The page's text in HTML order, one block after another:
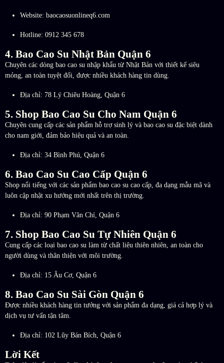
Website: baocaosuonlineq6.com
Hotline: 0912 345 678
4. Bao Cao Su Nhật Bản Quận 6
Chuyên các dòng bao cao su nhập khẩu từ Nhật Bản với thiết kế siêu
mỏng, an toàn tuyệt đối, được nhiều khách hàng tin dùng.
Địa chỉ: 78 Lý Chiêu Hoàng, Quận 6
5. Shop Bao Cao Su Cho Nam Quận 6
Chuyên cung cấp các sản phẩm hỗ trợ sinh lý và bao cao su đặc biệt dành
cho nam giới, đảm bảo hiệu quả và an toàn.
Địa chỉ: 34 Bình Phú, Quận 6
6. Bao Cao Su Cao Cấp Quận 6
Shop nổi tiếng với các sản phẩm bao cao su cao cấp, đa dạng mẫu mã và
luôn cập nhật xu hướng mới nhất trên thị trường.
Địa chỉ: 90 Phạm Văn Chí, Quận 6
7. Shop Bao Cao Su Tự Nhiên Quận 6
Cung cấp các loại bao cao su làm từ chất liệu thiên nhiên, an toàn cho
người dùng và thân thiện với môi trường.
Địa chỉ: 15 Âu Cơ, Quận 6
8. Bao Cao Su Sài Gòn Quận 6
Được nhiều khách hàng tin tưởng với sản phẩm đa dạng, giá cả hợp lý và
dịch vụ tư vấn tận tâm.
Địa chỉ: 102 Lũy Bán Bích, Quận 6
Lời Kết